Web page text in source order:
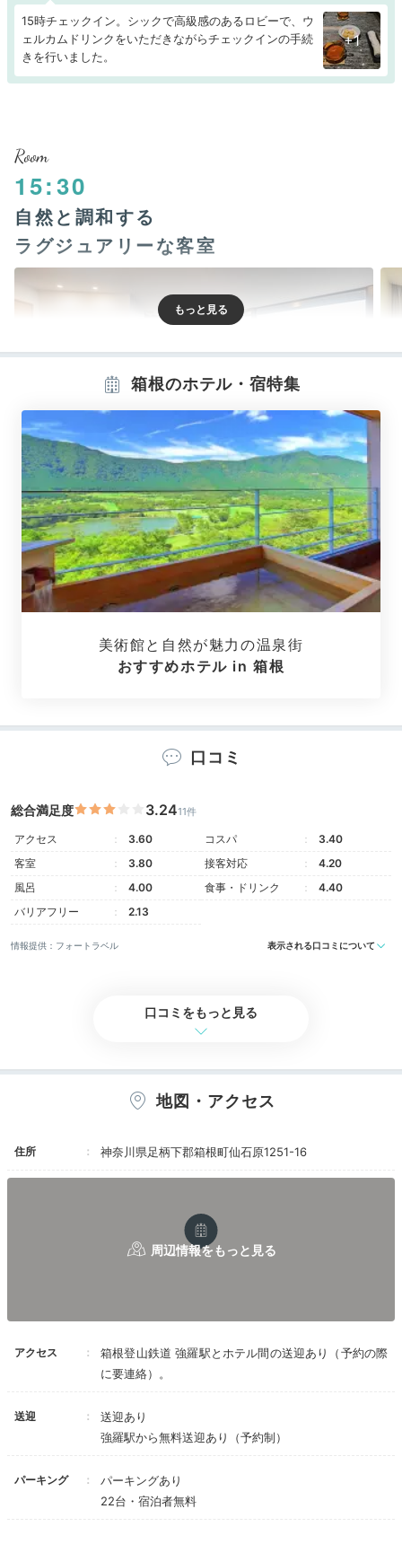
15時チェックイン。シックで高級感のあるロビーで、ウ
ェルカムドリンクをいただきながらチェックインの手続
きを行いました。
+1
Room
15:30
自然と調和する
ラグジュアリーな客室
パノラマ スーペリア
客室は全14室のみ。プライベート温泉、英国王室御用
達の最高級「スランバーランド」製ベッドなど、上質な
設えやアイテムに彩られた安らぎの空間です。窓の外に
は箱根の緑が広がります。
tmk_naturi
窓一面に広がるお部屋に泊まりました。
+1
Onsen
16:00
プライベート温泉で
ついています。「美肌の湯」と呼ばれるにご
り湯は優しい肌触りが特長。静かな森の中、彼と時間を
tmk_naturi
た。アメニティはロクシタンです。
箱根のホテル・宿特集
美術館と自然が魅力の温泉街
おすすめホテル in 箱根
口コミ
総合満足度 3.2411件
アクセス 3.60 コスパ
3.40
客室
3.80 接客対応
4.20
風呂
4.00 食事・ドリンク
4.40
バリアフリー
2.13
情報提供：フォートラベル 表示される口コミについて
口コミをもっと見る
地図・アクセス
住所 神奈川県足柄下郡箱根町仙石原1251-16
アクセス
箱根登山鉄道 強羅駅とホテル間の送迎あり（予約の際
に要連絡）。
送迎
送迎あり
強羅駅から無料送迎あり（予約制）
パーキング
パーキングあり
22台・宿泊者無料